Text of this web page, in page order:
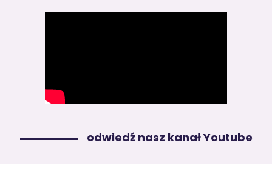
odwiedź nasz kanał Youtube